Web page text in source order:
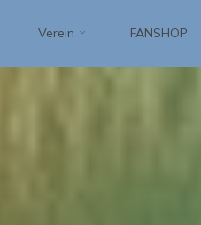
Verein FANSHOP